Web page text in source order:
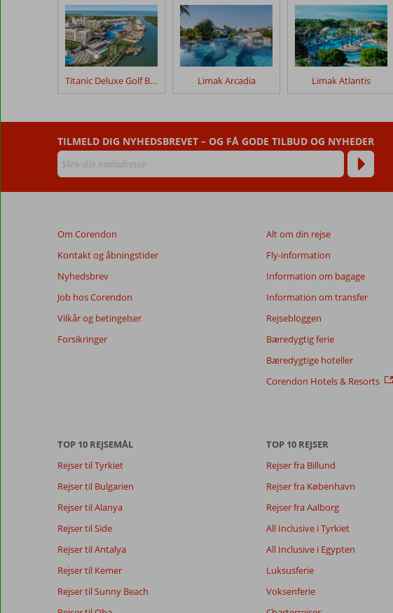
efter
deres
ophold
på
Elegance
Anmeldelser,
der
er
ældre
end
48
ikke
længere
for
at
relevansen
af
viste
Totalscore
41
anmeldelser
7,7 Maden
6,3
Værelserne
7,6
Wifi-kvalitet 5,1
gæsters
Filtrer rejseselskab
Titanic Deluxe Golf Belek Limak Arcadia Limak Atlantis
TILMELD DIG NYHEDSBREVET – OG FÅ GODE TILBUD OG NYHEDER
Om Corendon
Kontakt og åbningstider
Nyhedsbrev
Job hos Corendon
Vilkår og betingelser
Forsikringer
Alt om din rejse
Fly-information
Information om bagage
Information om transfer
Rejsebloggen
Bæredygtig ferie
Bæredygtige hoteller
Corendon Hotels & Resorts
TOP 10 REJSEMÅL
Rejser til Tyrkiet
Rejser til Bulgarien
Rejser til Alanya
Rejser til Side
Rejser til Antalya
Rejser til Kemer
Rejser til Sunny Beach
TOP 10 REJSER
Rejser fra Billund
Rejser fra København
Rejser fra Aalborg
All Inclusive i Tyrkiet
All Inclusive i Egypten
Luksusferie
Voksenferie